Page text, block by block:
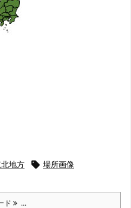
地方  場所画像
ド ...